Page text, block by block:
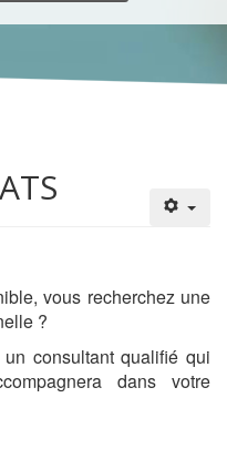
vous recherchez une
?
consultant qualifié qui
dans votre